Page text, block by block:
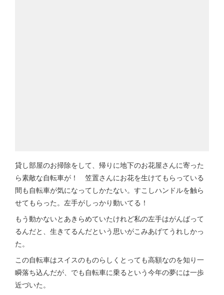
貸し部屋のお掃除をして、帰りに地下のお花屋さんに寄った
ら素敵な自転車が！ 笠置さんにお花を生けてもらっている
間も自転車が気になってしかたない。すこしハンドルを触ら
せてもらった。左手がしっかり動いてる！
もう動かないとあきらめていたけれど私の左手はがんばって
るんだと、生きてるんだという思いがこみあげてうれしかっ
た。
この自転車はスイスのものらしくとっても高額なのを知り一
瞬落ち込んだが、でも自転車に乗るという今年の夢には一歩
近づいた。